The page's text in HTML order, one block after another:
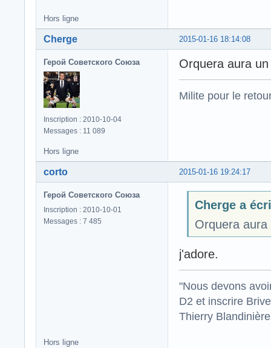
Hors ligne
2015-01-16 18:14:08
Cherge
Герой Советского Союза
Inscription : 2010-10-04
Messages : 11 089
Orquera aura
Milite pour le
Hors ligne
2015-01-16 19:24:17
corto
Герой Советского Союза
Inscription : 2010-10-01
Messages : 7 485
Cherge a
Orquera
j'adore.
"Nous devons
D2 et inscrire
Thierry
Hors ligne